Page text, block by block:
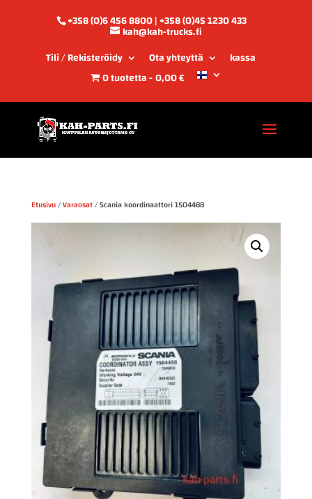
+358 (0)6 456 8800 | +358 (0)45 1230 433
kah@kah-trucks.fi
Tili / Rekisteröidy
Ota yhteyttä
kassa
0 tuotetta 0,00 €
Etusivu/Varaosat/ Scania koordinaattori 1504488